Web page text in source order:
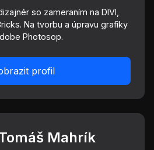
so zameraním na DIVI,
Na tvorbu a úpravu grafiky
Photosop.
profil
Mahrík